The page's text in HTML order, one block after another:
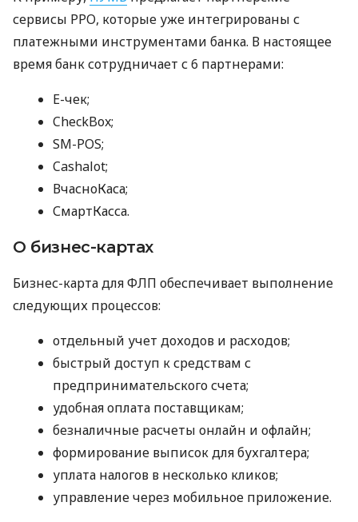
сервисы РРО, которые уже интегрированы с
платежными инструментами банка. В настоящее
время банк сотрудничает с 6 партнерами:
E-чек;
CheckBox;
SM-POS;
Cashalot;
ВчасноКаса;
СмартКасса.
О бизнес-картах
Бизнес-карта для ФЛП обеспечивает выполнение
следующих процессов:
отдельный учет доходов и расходов;
быстрый доступ к средствам с
предпринимательского счета;
удобная оплата поставщикам;
безналичные расчеты онлайн и офлайн;
формирование выписок для бухгалтера;
уплата налогов в несколько кликов;
управление через мобильное приложение.